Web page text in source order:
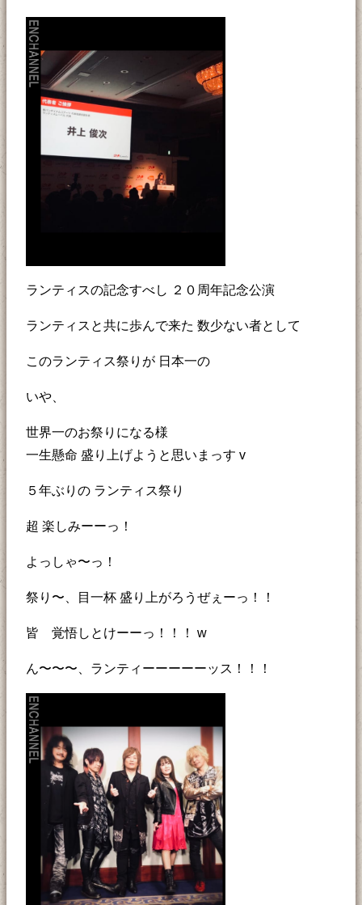
ランティスの記念すべし ２０周年記念公演
ランティスと共に歩んで来た 数少ない者として
このランティス祭りが 日本一の
いや、
世界一のお祭りになる様
一生懸命 盛り上げようと思いまっす v
５年ぶりの ランティス祭り
超 楽しみーーっ！
よっしゃ〜っ！
祭り〜、目一杯 盛り上がろうぜぇーっ！！
皆 覚悟しとけーーっ！！！ w
ん〜〜〜、ランティーーーーーッス！！！